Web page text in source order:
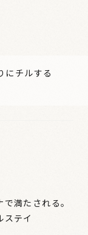
にチルする
満たされる。
ステイ